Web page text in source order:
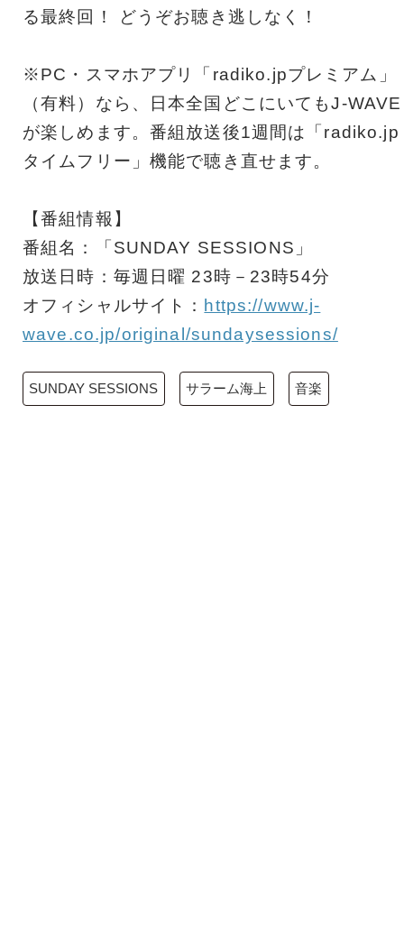
る最終回！ どうぞお聴き逃しなく！
※PC・スマホアプリ「radiko.jpプレミアム」
（有料）なら、日本全国どこにいてもJ-WAVE
が楽しめます。番組放送後1週間は「radiko.jp
タイムフリー」機能で聴き直せます。
【番組情報】
番組名：「SUNDAY SESSIONS」
放送日時：毎週日曜 23時－23時54分
オフィシャルサイト： https://www.j-
wave.co.jp/original/sundaysessions/
SUNDAY SESSIONS サラーム海上 音楽